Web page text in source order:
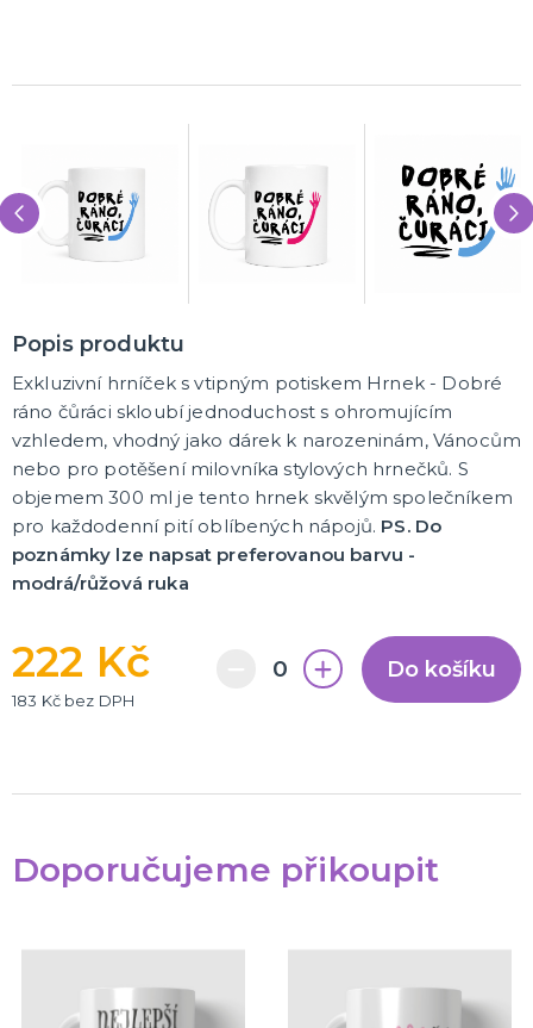
Popis produktu
Exkluzivní hrníček s vtipným potiskem Hrnek - Dobré
ráno čůráci skloubí jednoduchost s ohromujícím
vzhledem, vhodný jako dárek k narozeninám, Vánocům
nebo pro potěšení milovníka stylových hrnečků. S
objemem 300 ml je tento hrnek skvělým společníkem
pro každodenní pití oblíbených nápojů. PS. Do
poznámky lze napsat preferovanou barvu -
modrá/růžová ruka
222 Kč
183 Kč bez DPH
Do košíku
Doporučujeme přikoupit